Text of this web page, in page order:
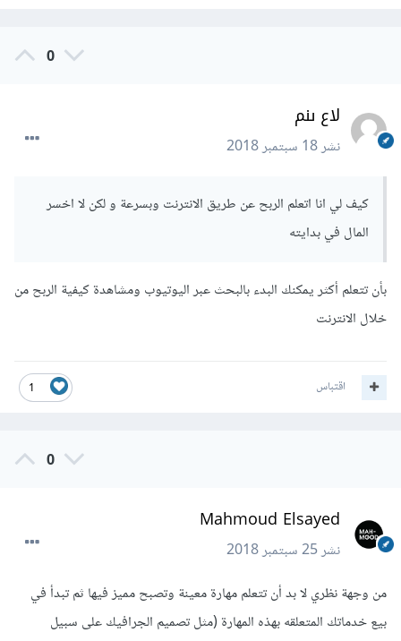
0
لاع ىنم
نشر18 سبتمبر 2018
كيف لي انا اتعلم الربح عن طريق الانترنت وبسرعة و لكن لا اخسر
المال في بدايته
بأن تتعلم أكثر يمكنك البدء بالبحث عبر اليوتيوب ومشاهدة كيفية الربح من
خلال الانترنت
1 اقتباس
0
Mahmoud Elsayed
نشر25 سبتمبر 2018
من وجهة نظري لا بد أن تتعلم مهارة معينة وتصبح مميز فيها ثم تبدأ في
بيع خدماتك المتعلقه بهذه المهارة (مثل تصميم الجرافيك على سبيل